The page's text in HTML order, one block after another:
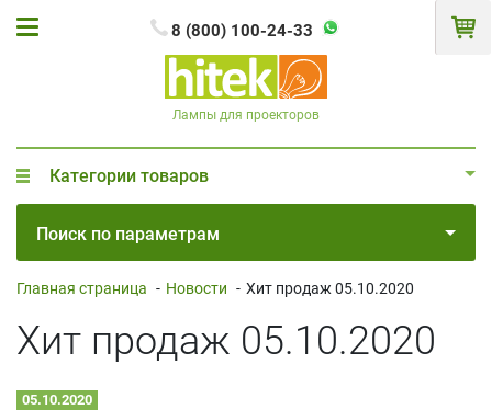
8 (800) 100-24-33
Лампы для проекторов
Категории товаров
Поиск по параметрам
Главная страница - Новости - Хит продаж 05.10.2020
Хит продаж 05.10.2020
05.10.2020